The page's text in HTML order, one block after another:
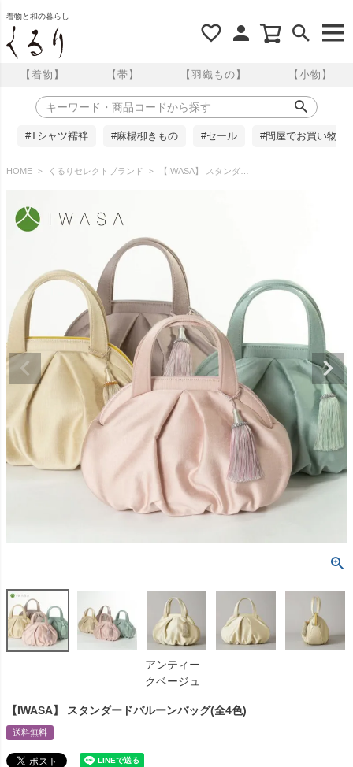
着物と和の暮らし
【着物】 【帯】 【羽織もの】 【小物】
#Tシャツ襦袢 #麻楊柳きもの #セール #問屋でお買い物
HOME くるりセレクトブランド 【IWASA】 スタンダードバルーンバッグ(全4色)
アンティー
クベージュ
【IWASA】 スタンダードバルーンバッグ(全4色)
送料無料